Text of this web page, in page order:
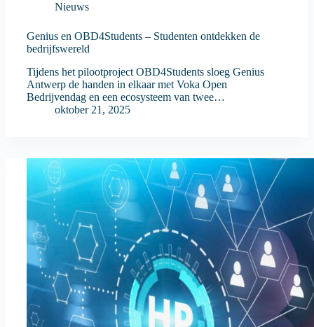
Nieuws
Genius en OBD4Students – Studenten ontdekken de
bedrijfswereld
Tijdens het pilootproject OBD4Students sloeg Genius
Antwerp de handen in elkaar met Voka Open
Bedrijvendag en een ecosysteem van twee…
oktober 21, 2025